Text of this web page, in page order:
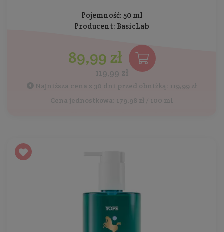
Pojemność: 50 ml
Producent: BasicLab
89,99 zł
119,99 zł
Najniższa cena z 30 dni przed obniżką: 119,99 zł
Cena jednostkowa: 179,98 zł / 100 ml